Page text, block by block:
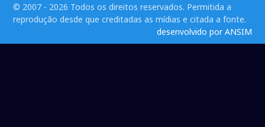
© 2007 - 2026 Todos os direitos reservados. Permitida a
reprodução desde que creditadas as mídias e citada a fonte.
desenvolvido por ANSIM